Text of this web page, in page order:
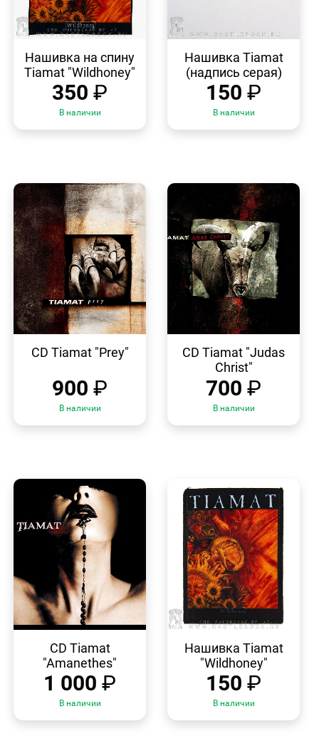
Нашивка на спину
Tiamat "Wildhoney"
350 ₽
В наличии
ПРОСМОТР
Нашивка Tiamat
(надпись серая)
150 ₽
В наличии
ПРОСМОТР
CD Tiamat "Prey"
900 ₽
В наличии
ПРОСМОТР
CD Tiamat "Judas
Christ"
700 ₽
В наличии
ПРОСМОТР
CD Tiamat
"Amanethes"
1 000 ₽
В наличии
ПРОСМОТР
Нашивка Tiamat
"Wildhoney"
150 ₽
В наличии